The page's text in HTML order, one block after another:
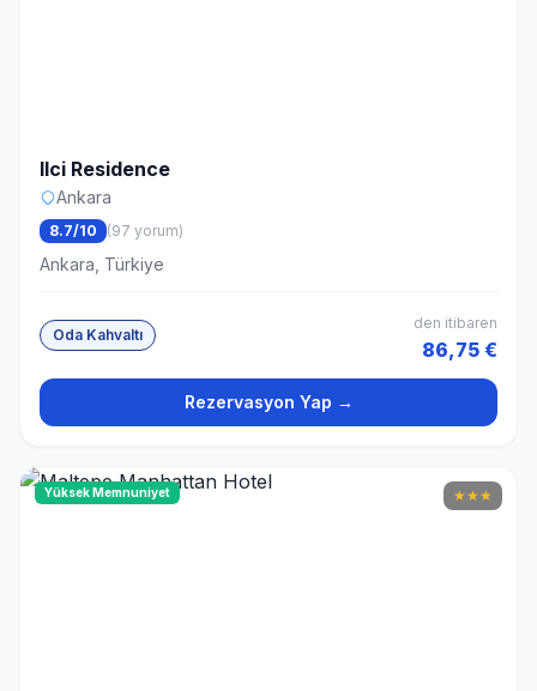
Ilci Residence
Ankara
8.7/10 (97 yorum)
Ankara, Türkiye
Oda Kahvaltı
den itibaren
86,75 €
Rezervasyon Yap →
Yüksek Memnuniyet ★★★